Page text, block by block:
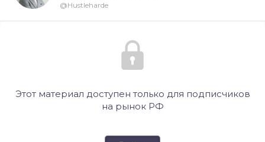
Этот материал доступен только для подписчиков
на рынок РФ
@Hustleharde